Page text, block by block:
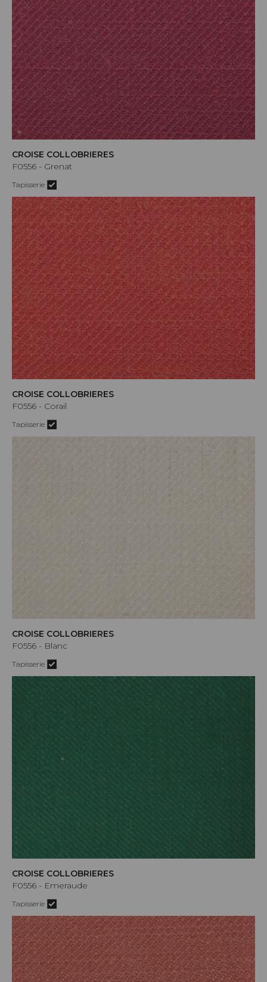
CROISE COLLOBRIERES
F0556 - Grenat
Tapisserie
CROISE COLLOBRIERES
F0556 - Corail
Tapisserie
CROISE COLLOBRIERES
F0556 - Blanc
Tapisserie
CROISE COLLOBRIERES
F0556 - Emeraude
Tapisserie